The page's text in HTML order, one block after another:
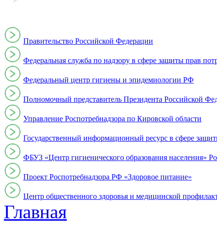
Правительство Российской Федерации
Федеральная служба по надзору в сфере защиты прав
Федеральный центр гигиены и эпидемиологии РФ
Полномочный представитель Президента Российской
Управление Роспотребнадзора по Кировской области
Государственный информационный ресурс в сфере
ФБУЗ «Центр гигиенического образования населения»
Проект Роспотребнадзора РФ «Здоровое питание»
Центр общественного здоровья и медицинской
Главная